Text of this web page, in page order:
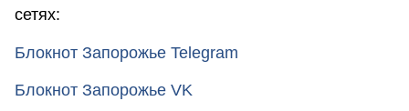
сетях:
Блокнот Запорожье Telegram
Блокнот Запорожье VK